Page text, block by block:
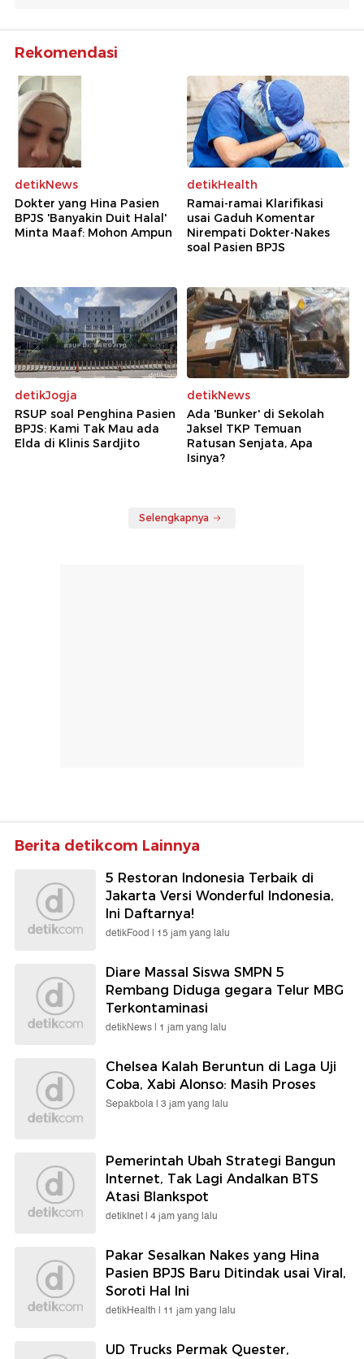
Rekomendasi
detikNews
Dokter yang Hina Pasien
BPJS 'Banyakin Duit Halal'
Minta Maaf: Mohon Ampun
detikHealth
Ramai-ramai Klarifikasi
usai Gaduh Komentar
Nirempati Dokter-Nakes
soal Pasien BPJS
detikJogja
RSUP soal Penghina Pasien
BPJS: Kami Tak Mau ada
Elda di Klinis Sardjito
detikNews
Ada 'Bunker' di Sekolah
Jaksel TKP Temuan
Ratusan Senjata, Apa
Isinya?
Selengkapnya
Berita detikcom Lainnya
5 Restoran Indonesia Terbaik di
Jakarta Versi Wonderful Indonesia,
Ini Daftarnya!
detikFood | 15 jam yang lalu
Diare Massal Siswa SMPN 5
Rembang Diduga gegara Telur MBG
Terkontaminasi
detikNews | 1 jam yang lalu
Chelsea Kalah Beruntun di Laga Uji
Coba, Xabi Alonso: Masih Proses
Sepakbola | 3 jam yang lalu
Pemerintah Ubah Strategi Bangun
Internet, Tak Lagi Andalkan BTS
Atasi Blankspot
detikInet | 4 jam yang lalu
Pakar Sesalkan Nakes yang Hina
Pasien BPJS Baru Ditindak usai Viral,
Soroti Hal Ini
detikHealth | 11 jam yang lalu
UD Trucks Permak Quester,